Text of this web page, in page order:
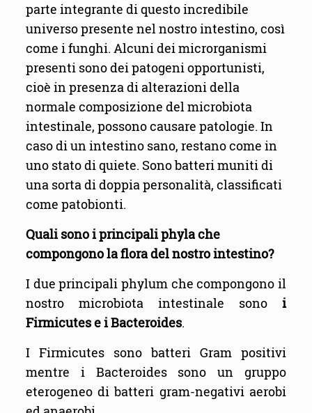
parte integrante di questo incredibile
universo presente nel nostro intestino, così
come i funghi. Alcuni dei microrganismi
presenti sono dei patogeni opportunisti,
cioè in presenza di alterazioni della
normale composizione del microbiota
intestinale, possono causare patologie. In
caso di un intestino sano, restano come in
uno stato di quiete. Sono batteri muniti di
una sorta di doppia personalità, classificati
come patobionti.
Quali sono i principali phyla che
compongono la flora del nostro intestino?
I due principali phylum che compongono il
nostro microbiota intestinale sonoi
Firmicutes e i Bacteroides.
I Firmicutes sono batteri Gram positivi
mentre i Bacteroides sono un gruppo
eterogeneo di batteri gram-negativi aerobi